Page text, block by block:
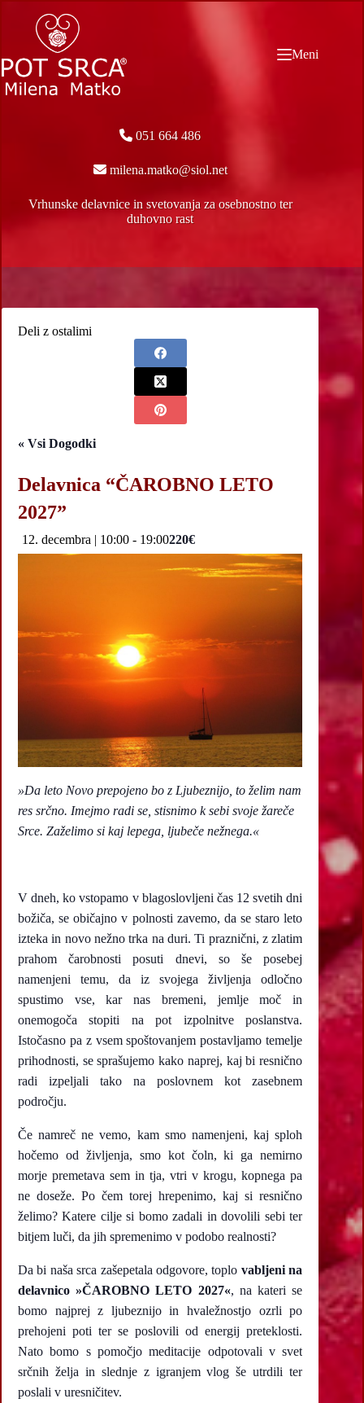
content
Meni
051 664 486
milena.matko@siol.net
Vrhunske delavnice in svetovanja za osebnostno ter
duhovno rast
Deli z ostalimi
« Vsi Dogodki
Delavnica “ČAROBNO LETO
2027”
12. decembra | 10:00 - 19:00220€
»Da leto Novo prepojeno bo z Ljubeznijo, to želim nam
res srčno. Imejmo radi se, stisnimo k sebi svoje žareče
Srce. Zaželimo si kaj lepega, ljubeče nežnega.«
V dneh, ko vstopamo v blagoslovljeni čas 12 svetih dni
božiča, se običajno v polnosti zavemo, da se staro leto
izteka in novo nežno trka na duri. Ti praznični, z zlatim
prahom čarobnosti posuti dnevi, so še posebej
namenjeni temu, da iz svojega življenja odločno
spustimo vse, kar nas bremeni, jemlje moč in
onemogoča stopiti na pot izpolnitve poslanstva.
Istočasno pa z vsem spoštovanjem postavljamo temelje
prihodnosti, se sprašujemo kako naprej, kaj bi resnično
radi izpeljali tako na poslovnem kot zasebnem
področju.
Če namreč ne vemo, kam smo namenjeni, kaj sploh
hočemo od življenja, smo kot čoln, ki ga nemirno
morje premetava sem in tja, vtri v krogu, kopnega pa
ne doseže. Po čem torej hrepenimo, kaj si resnično
želimo? Katere cilje si bomo zadali in dovolili sebi ter
bitjem luči, da jih spremenimo v podobo realnosti?
Da bi naša srca zašepetala odgovore, toplo vabljeni na
delavnico »ČAROBNO LETO 2027«, na kateri se
bomo najprej z ljubeznijo in hvaležnostjo ozrli po
prehojeni poti ter se poslovili od energij preteklosti.
Nato bomo s pomočjo meditacije odpotovali v svet
srčnih želja in slednje z igranjem vlog še utrdili ter
poslali v uresničitev.